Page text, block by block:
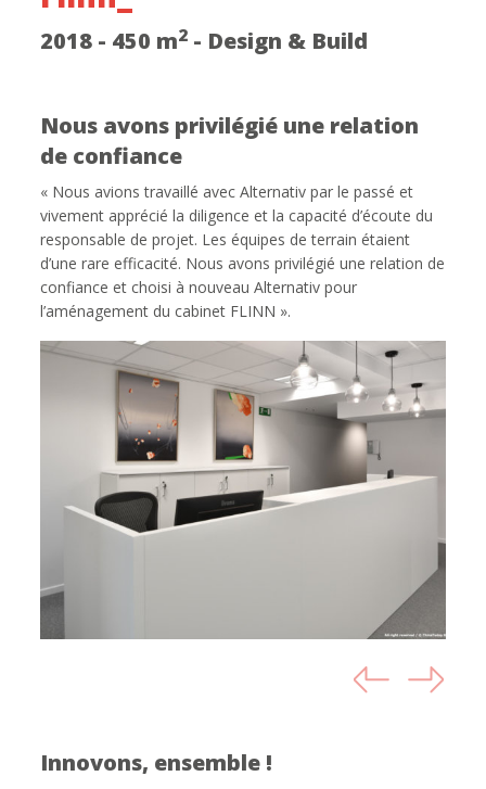
2018 - 450 m2 - Design & Build
Nous avons privilégié une relation
de confiance
« Nous avions travaillé avec Alternativ par le passé et
vivement apprécié la diligence et la capacité d’écoute du
responsable de projet. Les équipes de terrain étaient
d’une rare efficacité. Nous avons privilégié une relation de
confiance et choisi à nouveau Alternativ pour
l’aménagement du cabinet FLINN ».
Innovons, ensemble !